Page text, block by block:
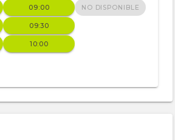
09:00
09:30
10:00
NO DISPONIBLE